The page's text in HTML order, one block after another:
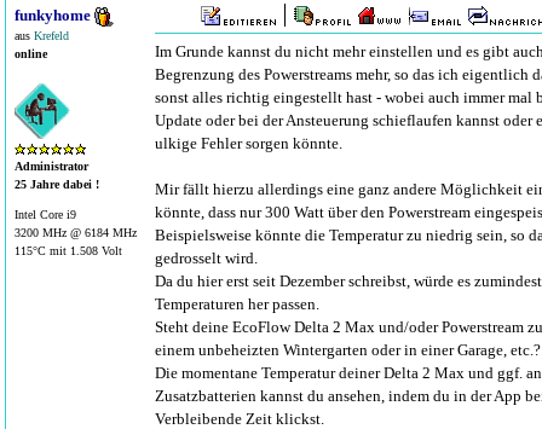
funkyhome
aus Krefeld
online
Administrator
25 Jahre dabei !
Intel Core i9
3200 MHz @ 6184 MHz
115°C mit 1.508 Volt
Im Grunde kannst du nicht mehr einstellen und es gibt
Begrenzung des Powerstreams mehr, so das ich eigentlich
sonst alles richtig eingestellt hast - wobei auch immer mal
Update oder bei der Ansteuerung schieflaufen kannst oder
ulkige Fehler sorgen könnte.
Mir fällt hierzu allerdings eine ganz andere Möglichkeit
könnte, dass nur 300 Watt über den Powerstream
Beispielsweise könnte die Temperatur zu niedrig sein, so
gedrosselt wird.
Da du hier erst seit Dezember schreibst, würde es
Temperaturen her passen.
Steht deine EcoFlow Delta 2 Max und/oder Powerstream
einem unbeheizten Wintergarten oder in einer Garage, etc.?
Die momentane Temperatur deiner Delta 2 Max und ggf.
Zusatzbatterien kannst du ansehen, indem du in der App
Verbleibende Zeit klickst.